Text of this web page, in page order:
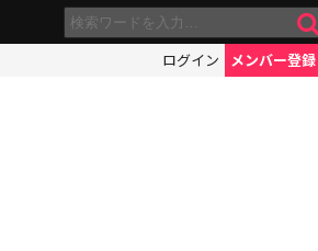
ログイン メンバー登録